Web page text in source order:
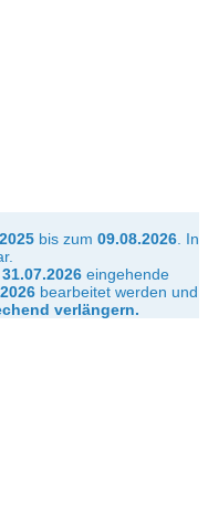
bis zum 09.08.2026 In
31.07.2026 eingehende
bearbeitet werden und
verlängern.